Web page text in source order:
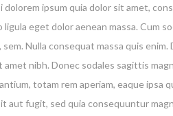
ipsum quia dolor sit amet,
eget dolor aenean massa. Cum
Nulla consequat massa quis
amet nibh. Donec sodales sagittis
totam rem aperiam, eaque
aut fugit, sed quia consequuntur